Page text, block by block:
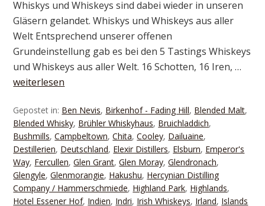
Whiskys und Whiskeys sind dabei wieder in unseren
Gläsern gelandet. Whiskys und Whiskeys aus aller
Welt Entsprechend unserer offenen
Grundeinstellung gab es bei den 5 Tastings Whiskeys
und Whiskeys aus aller Welt. 16 Schotten, 16 Iren, …
weiterlesen
Gepostet in: Ben Nevis, Birkenhof - Fading Hill, Blended Malt,
Blended Whisky, Brühler Whiskyhaus, Bruichladdich,
Bushmills,Campbeltown,Chita,Cooley, Dailuaine,
Destillerien, Deutschland, Elexir Distillers, Elsburn, Emperor's
Way, Fercullen,Glen Grant,Glen Moray,Glendronach,
Glengyle,Glenmorangie, Hakushu, Hercynian Distilling
Company / Hammerschmiede, Highland Park, Highlands,
Hotel Essener Hof, Indien, Indri, Irish Whiskeys, Irland, Islands